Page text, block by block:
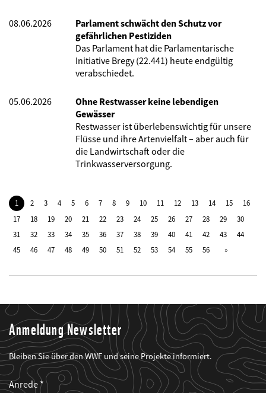
08.06.2026
Parlament schwächt den Schutz vor
gefährlichen Pestiziden
Das Parlament hat die Parlamentarische
Initiative Bregy (22.441) heute endgültig
verabschiedet.
05.06.2026
Ohne Restwasser keine lebendigen
Gewässer
Restwasser ist überlebenswichtig für unsere
Flüsse und ihre Artenvielfalt – aber auch für
die Landwirtschaft oder die
Trinkwasserversorgung.
1 2 3 4 5 6 7 8 9 10 11 12 13 14 15
16
17
18 19 20 21 22 23 24 25 26 27 28 29
30
31
32 33 34 35 36 37 38 39 40 41 42 43
44
45
46 47 48 49 50 51 52 53 54 55 56
Anmeldung Newsletter
Bleiben Sie über den WWF und seine Projekte informiert.
Web2Case
Infofelder
Fieldset
anrede_name
Anrede